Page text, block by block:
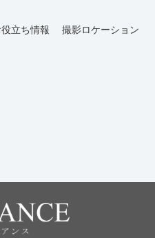
役立ち情報 撮影ロケーション